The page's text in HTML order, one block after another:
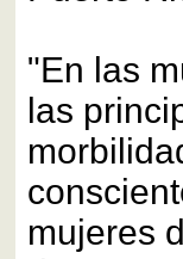
"En las
las
mujeres